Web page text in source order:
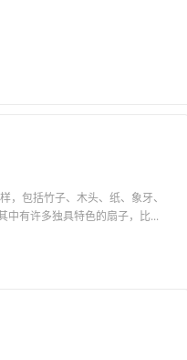
，包括竹子、木头、纸、象牙、
中有许多独具特色的扇子，比...